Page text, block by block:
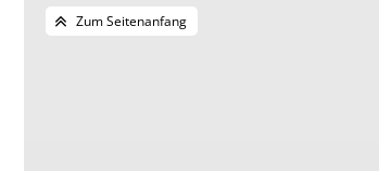
Zum Seitenanfang